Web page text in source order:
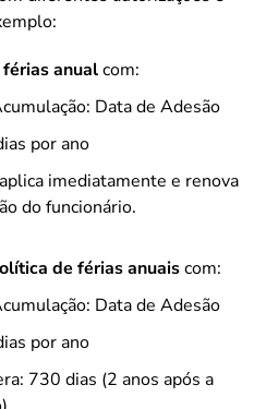
anualcom:
Data de Adesão
por ano
imediatamente e renova
do funcionário.
de férias anuaiscom:
Data de Adesão
por ano
730 dias (2 anos após a